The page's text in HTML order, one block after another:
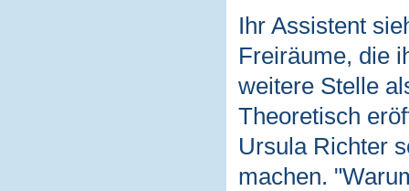
Ihr Assistent
Freiräume, die
weitere Stelle
Theoretisch
Ursula Richter
machen.